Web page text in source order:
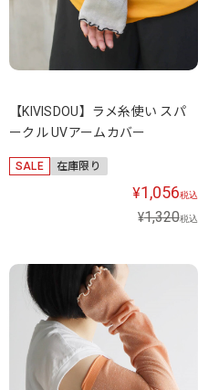
【KIVISDOU】ラメ糸使い スパ
ークル UVアームカバー
SALE 在庫限り
¥1,056税込
¥1,320税込